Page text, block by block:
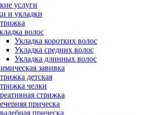
услуги
и укладки
волос
Укладка коротких волос
Укладка средних волос
Укладка длинных волос
завивка
детская
челки
стрижка
прическа
прическа